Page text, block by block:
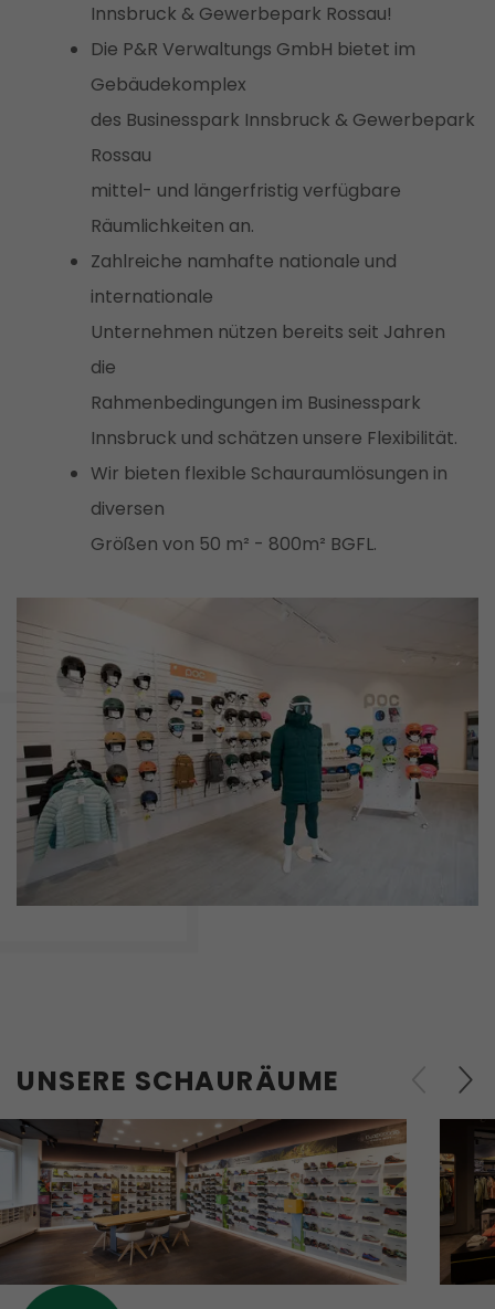
Innsbruck & Gewerbepark Rossau!
Die P&R Verwaltungs GmbH bietet im
Gebäudekomplex
des Businesspark Innsbruck & Gewerbepark
Rossau
mittel- und längerfristig verfügbare
Räumlichkeiten an.
Zahlreiche namhafte nationale und
internationale
Unternehmen nützen bereits seit Jahren
die
Rahmenbedingungen im Businesspark
Innsbruck und schätzen unsere Flexibilität.
Wir bieten flexible Schauraumlösungen in
diversen
Größen von 50 m² - 800m² BGFL.
UNSERE SCHAURÄUME